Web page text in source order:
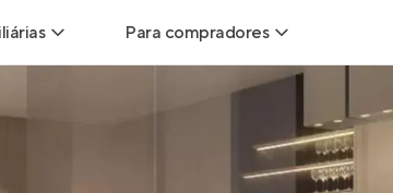
Imobiliárias
Para compradores
Calcule seu Poder de Compra